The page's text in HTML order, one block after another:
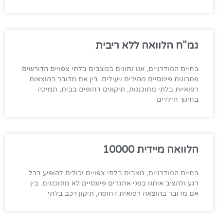
גמ"ח הלוואה ללא ריבית
בחיים המודרניים, אנו נתונים במצבים בלתי צפויים הדורשים
פתרונות פיננסיים מהירים ויעילים. בין אם מדובר בהוצאות
רפואיות בלתי מתוכננות, תיקונים דחופים בבית, תמיכה
בחינוך הילדים
הלוואה מיידית 10000
בחיים המודרניים, מצבים בלתי צפויים יכולים להופיע בכל
רגע ולהציב אותנו בפני אתגרים פיננסיים לא מתוכננים. בין
אם מדובר בהוצאה רפואית דחופה, תיקון רכב בלתי